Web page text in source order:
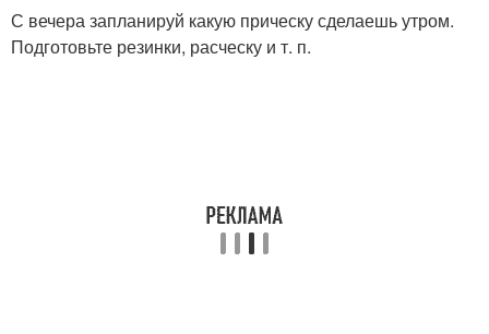
С вечера запланируй какую прическу сделаешь утром.
Подготовьте резинки, расческу и т. п.